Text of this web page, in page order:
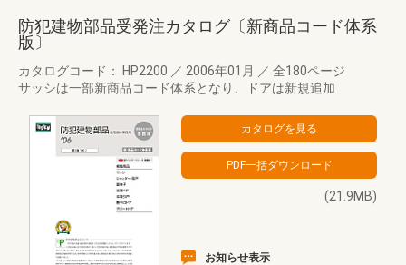
防犯建物部品受発注カタログ〔新商品コード体系
版〕
カタログコード： HP2200 ／ 2006年01月 ／ 全180ページ
サッシは一部新商品コード体系となり、ドアは新規追加
(21.9MB)
お知らせ表示